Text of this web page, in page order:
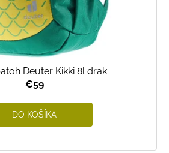
Deuter Kikki 8l drak
€59
DO KOŠÍKA